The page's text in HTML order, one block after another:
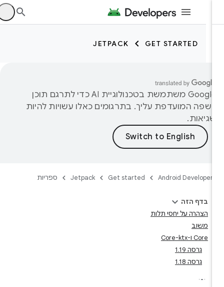
GET STARTED
JETPACK
‫Google משתמשת בטכנולוגיית AI כדי לתרגם תוכן
המועדפת עליך. בתרגומים כאלו עשויות להיות
Android
Get started
Jetpack ספריות
בדף הזה
הצהרה על יחסי תלות
משוב
‫Core ו-Core-ktx
גרסה 1.19
גרסה 1.18